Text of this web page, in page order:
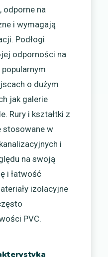
odporne na
i wymagają
Podłogi
odporności na
o dużym
jak galerie
Rury i kształtki z
stosowane w
i
na swoją
i łatwość
izolacyjne
PVC.